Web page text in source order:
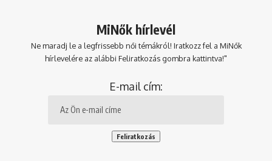
MiNők hírlevél
Ne maradj le a legfrissebb női témákról! Iratkozz fel a MiNők
hírlevelére az alábbi Feliratkozás gombra kattintva!"
E-mail cím: